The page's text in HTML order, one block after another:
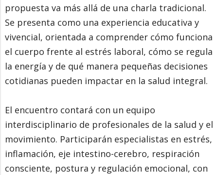
propuesta va más allá de una charla tradicional.
Se presenta como una experiencia educativa y
vivencial, orientada a comprender cómo funciona
el cuerpo frente al estrés laboral, cómo se regula
la energía y de qué manera pequeñas decisiones
cotidianas pueden impactar en la salud integral.
El encuentro contará con un equipo
interdisciplinario de profesionales de la salud y el
movimiento. Participarán especialistas en estrés,
inflamación, eje intestino-cerebro, respiración
consciente, postura y regulación emocional, con